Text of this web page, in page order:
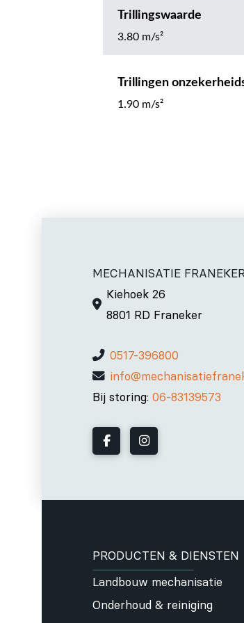
Trillingswaarde
3.80 m/s²
Trillingen
1.90 m/s²
MECHANISATIE FRANEKER
Kiehoek 26
8801 RD Franeker
0517-396800
Bij storing:06-83139573
PRODUCTEN & DIENSTEN
Landbouw mechanisatie
Onderhoud & reiniging